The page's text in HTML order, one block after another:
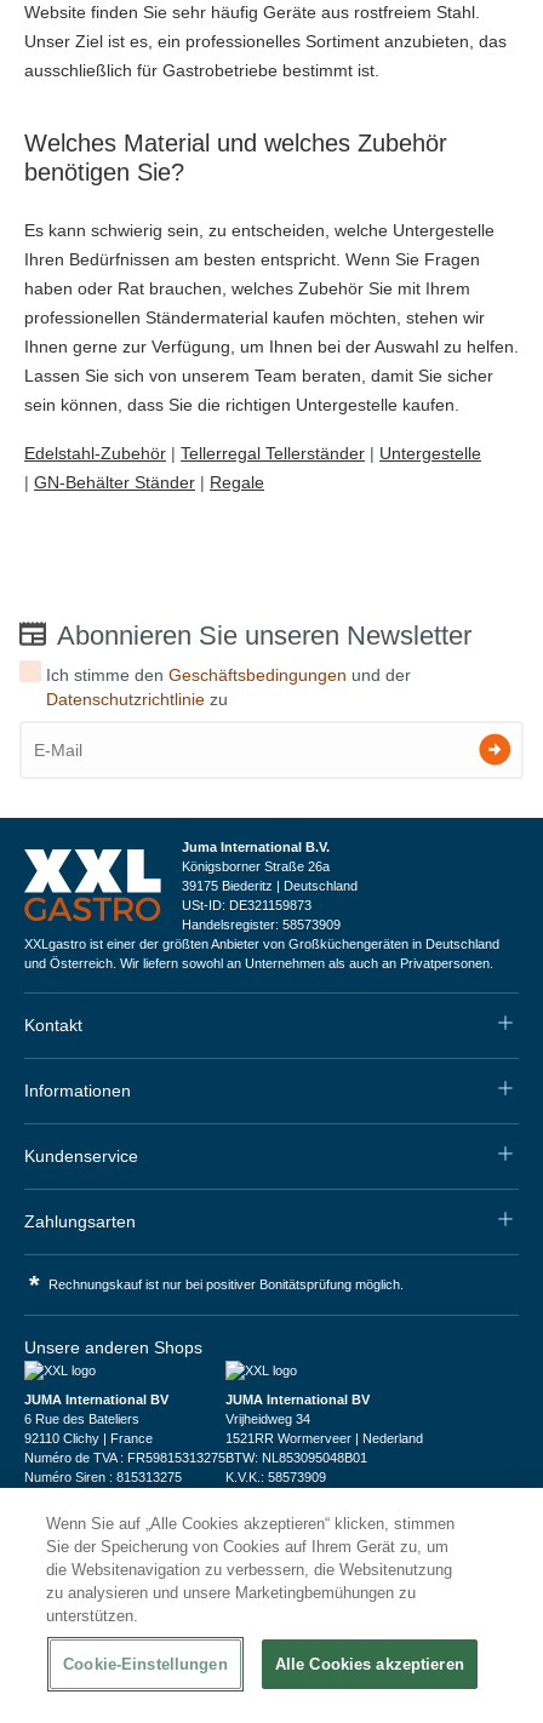
Website finden Sie sehr häufig Geräte aus rostfreiem Stahl.
Unser Ziel ist es, ein professionelles Sortiment anzubieten, das
ausschließlich für Gastrobetriebe bestimmt ist.
Welches Material und welches Zubehör
benötigen Sie?
Es kann schwierig sein, zu entscheiden, welche Untergestelle
Ihren Bedürfnissen am besten entspricht. Wenn Sie Fragen
haben oder Rat brauchen, welches Zubehör Sie mit Ihrem
professionellen Ständermaterial kaufen möchten, stehen wir
Ihnen gerne zur Verfügung, um Ihnen bei der Auswahl zu helfen.
Lassen Sie sich von unserem Team beraten, damit Sie sicher
sein können, dass Sie die richtigen Untergestelle kaufen.
Edelstahl-Zubehör | Tellerregal Tellerständer | Untergestelle
| GN-Behälter Ständer | Regale
Abonnieren Sie unseren Newsletter
Ich stimme denGeschäftsbedingungen und der
Datenschutzrichtlinie zu
Juma International B.V.
Königsborner Straße 26a
39175 Biederitz | Deutschland
USt-ID: DE321159873
Handelsregister: 58573909
XXLgastro ist einer der größten Anbieter von Großküchengeräten in Deutschland
und Österreich. Wir liefern sowohl an Unternehmen als auch an Privatpersonen.
Kontakt
Informationen
Kundenservice
Zahlungsarten
* Rechnungskauf ist nur bei positiver Bonitätsprüfung möglich.
Unsere anderen Shops
JUMA International BV
6 Rue des Bateliers
92110 Clichy | France
Numéro de TVA : FR59815313275
Numéro Siren : 815313275
JUMA International BV
Vrijheidweg 34
1521RR Wormerveer | Nederland
BTW: NL853095048B01
K.V.K.: 58573909
© 2026XXLgastro
Datenschutz Impressum
Wenn Sie auf „Alle Cookies akzeptieren“ klicken, stimmen
Sie der Speicherung von Cookies auf Ihrem Gerät zu, um
die Websitenavigation zu verbessern, die Websitenutzung
zu analysieren und unsere Marketingbemühungen zu
unterstützen.
Cookie-Einstellungen Alle Cookies akzeptieren